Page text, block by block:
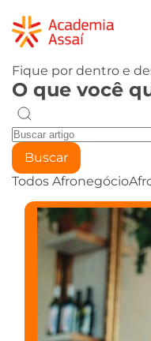
Fique por dentro e
O que você
Buscar
Todos Afronegócio